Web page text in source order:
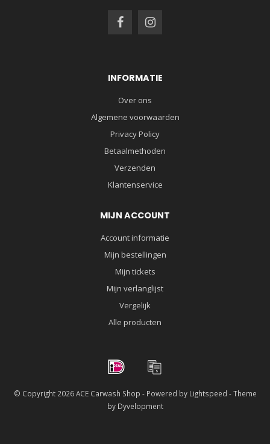
INFORMATIE
Over ons
Algemene voorwaarden
Privacy Policy
Betaalmethoden
Verzenden
Klantenservice
MIJN ACCOUNT
Account informatie
Mijn bestellingen
Mijn tickets
Mijn verlanglijst
Vergelijk
Alle producten
© Copyright 2026 ACE Carwash Shop - Powered by Lightspeed - Theme
by Dyvelopment